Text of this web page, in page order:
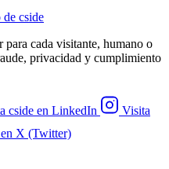
cside
cada visitante, humano o
privacidad y cumplimiento
cside en LinkedIn
Visita
X (Twitter)